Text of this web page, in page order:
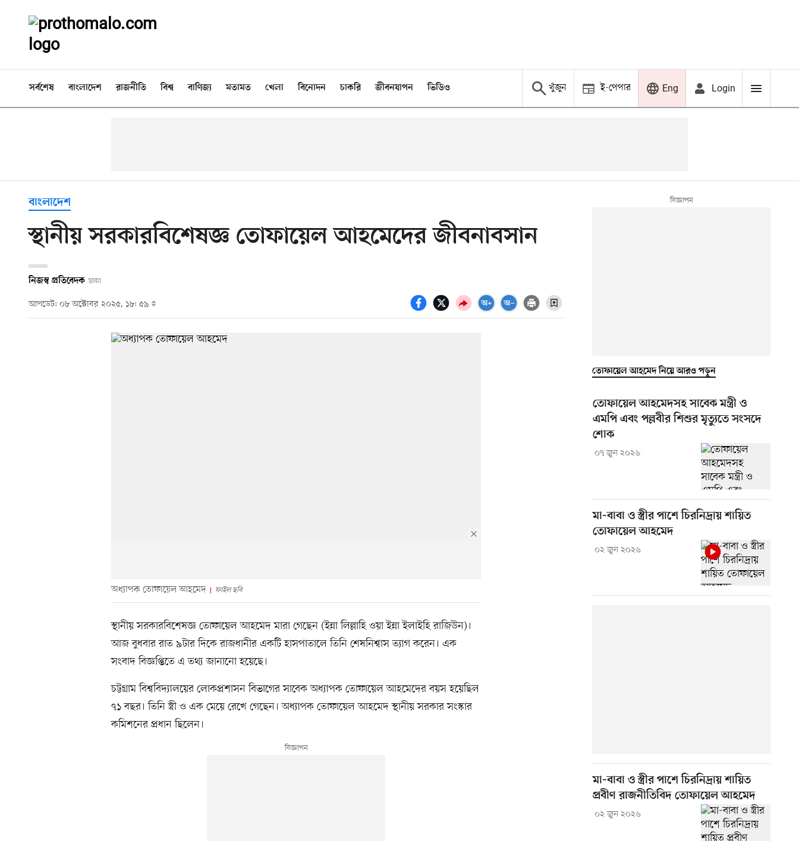
সর্বশেষ বাংলাদেশ রাজনীতি বিশ্ব বাণিজ্য মতামত খেলা বিনোদন চাকরি জীবনযাপন ভিডিও খুঁজুন ই-পেপার Eng Login
বাংলাদেশ
স্থানীয় সরকারবিশেষজ্ঞ তোফায়েল আহমেদের জীবনাবসান
নিজস্ব প্রতিবেদক ঢাকা
আপডেট: ০৮ অক্টোবর ২০২৫, ১৮: ৫৯
অধ্যাপক তোফায়েল আহমেদ ফাইল ছবি
স্থানীয় সরকারবিশেষজ্ঞ তোফায়েল আহমেদ মারা গেছেন (ইন্না লিল্লাহি ওয়া ইন্না ইলাইহি রাজিউন)।
আজ বুধবার রাত ৯টার দিকে রাজধানীর একটি হাসপাতালে তিনি শেষনিশ্বাস ত্যাগ করেন। এক
সংবাদ বিজ্ঞপ্তিতে এ তথ্য জানানো হয়েছে।
চট্টগ্রাম বিশ্ববিদ্যালয়ের লোকপ্রশাসন বিভাগের সাবেক অধ্যাপক তোফায়েল আহমেদের বয়স হয়েছিল
৭১ বছর। তিনি স্ত্রী ও এক মেয়ে রেখে গেছেন। অধ্যাপক তোফায়েল আহমেদ স্থানীয় সরকার সংস্কার
কমিশনের প্রধান ছিলেন।
তোফায়েল আহমেদ নিয়ে আরও পড়ুন
তোফায়েল আহমেদসহ সাবেক মন্ত্রী ও
এমপি এবং পল্লবীর শিশুর মৃত্যুতে সংসদে
শোক
০৭ জুন ২০২৬
মা-বাবা ও স্ত্রীর পাশে চিরনিদ্রায় শায়িত
তোফায়েল আহমেদ
০২ জুন ২০২৬
মা-বাবা ও স্ত্রীর পাশে চিরনিদ্রায় শায়িত
প্রবীণ রাজনীতিবিদ তোফায়েল আহমেদ
০২ জুন ২০২৬